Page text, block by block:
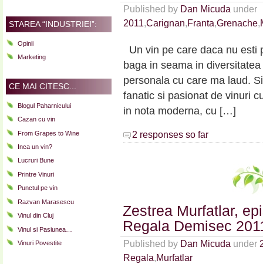
STAREA “INDUSTRIEI”:
Opinii
Marketing
CE MAI CITESC...
Blogul Paharnicului
Cazan cu vin
From Grapes to Wine
Inca un vin?
Lucruri Bune
Printre Vinuri
Punctul pe vin
Razvan Marasescu
Vinul din Cluj
Vinul si Pasiunea…
Vinuri Povestite
Published by Dan Micuda under
2011,Carignan,Franta,Grenache,
Un vin pe care daca nu esti
baga in seama in
personala cu care ma laud.
fanatic si pasionat de vinuri
in nota moderna, cu […]
2 responses so far
Zestrea Murfatlar,
Regala Demisec
Published by Dan Micuda under
Regala,Murfatlar